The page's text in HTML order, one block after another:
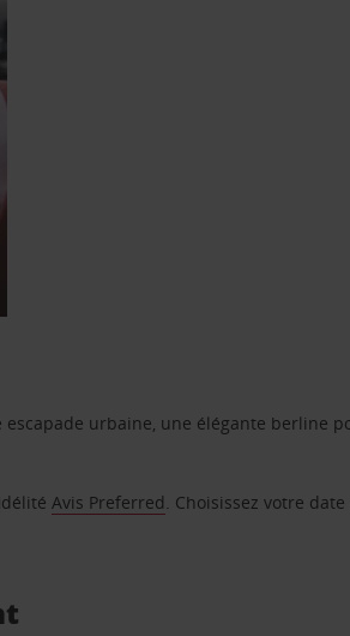
urbaine, une élégante berline
Avis Preferred. Choisissez votre